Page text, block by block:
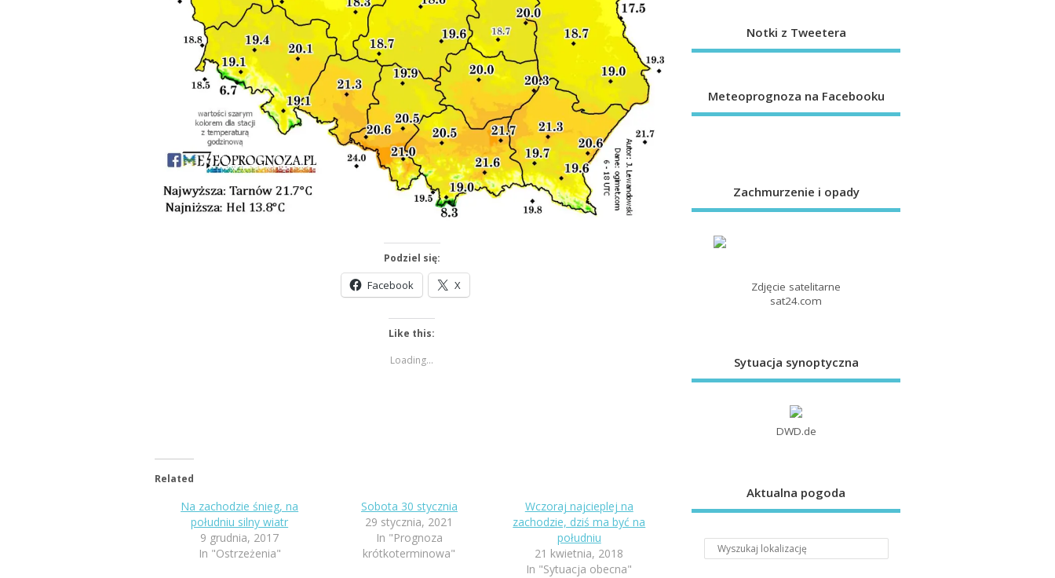
Podziel się:
Facebook X
Like this:
Loading...
Related
Na zachodzie śnieg, na
południu silny wiatr
9 grudnia, 2017
In "Ostrzeżenia"
Sobota 30 stycznia
29 stycznia, 2021
In "Prognoza
krótkoterminowa"
Wczoraj najcieplej na
zachodzie, dziś ma być na
południu
21 kwietnia, 2018
In "Sytuacja obecna"
Notki z Tweetera
Meteoprognoza na Facebooku
Zachmurzenie i opady
Zdjęcie satelitarne
sat24.com
Sytuacja synoptyczna
DWD.de
Aktualna pogoda